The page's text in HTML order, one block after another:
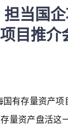
担当国
目推
有存量资产
量资产盘活